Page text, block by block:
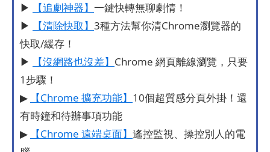
▶
【追劇神器】 一鍵快轉無聊劇情！
▶
【清除快取】 3種方法幫你清Chrome瀏覽器的
快取/緩存！
▶
【沒網路也沒差】 Chrome 網頁離線瀏覽，只要
1步驟！
▶
【Chrome 擴充功能】 10個超質感分頁外掛！還
有時鐘和待辦事項功能
▶
【Chrome 遠端桌面】 遙控監視、操控別人的電